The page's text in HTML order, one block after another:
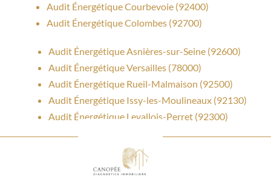
Audit Énergétique Courbevoie (92400)
Audit Énergétique Colombes (92700)
Audit Énergétique Asnières-sur-Seine (92600)
Audit Énergétique Versailles (78000)
Audit Énergétique Rueil-Malmaison (92500)
Audit Énergétique Issy-les-Moulineaux (92130)
Audit Énergétique Levallois-Perret (92300)